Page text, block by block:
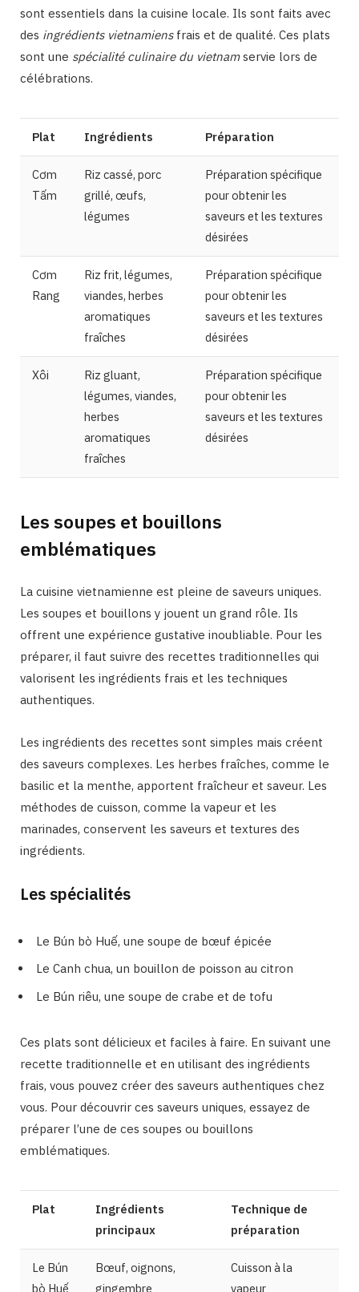
sont essentiels dans la cuisine locale. Ils sont faits avec
des ingrédients vietnamiensfrais et de qualité. Ces plats
sont une spécialité culinaire du vietnamservie lors de
célébrations.
Plat Ingrédients Préparation
Cơm
Tấm
Riz cassé, porc
grillé, œufs,
légumes
Préparation spécifique
pour obtenir les
saveurs et les textures
désirées
Cơm
Rang
Riz frit, légumes,
viandes, herbes
aromatiques
fraîches
Préparation spécifique
pour obtenir les
saveurs et les textures
désirées
Xôi
Riz gluant,
légumes, viandes,
herbes
aromatiques
fraîches
Préparation spécifique
pour obtenir les
saveurs et les textures
désirées
Les soupes et bouillons
emblématiques
La cuisine vietnamienne est pleine de saveurs uniques.
Les soupes et bouillons y jouent un grand rôle. Ils
offrent une expérience gustative inoubliable. Pour les
préparer, il faut suivre des recettes traditionnelles qui
valorisent les ingrédients frais et les techniques
authentiques.
Les ingrédients des recettes sont simples mais créent
des saveurs complexes. Les herbes fraîches, comme le
basilic et la menthe, apportent fraîcheur et saveur. Les
méthodes de cuisson, comme la vapeur et les
marinades, conservent les saveurs et textures des
ingrédients.
Les spécialités
Le Bún bò Huế, une soupe de bœuf épicée
Le Canh chua, un bouillon de poisson au citron
Le Bún riêu, une soupe de crabe et de tofu
Ces plats sont délicieux et faciles à faire. En suivant une
recette traditionnelle et en utilisant des ingrédients
frais, vous pouvez créer des saveurs authentiques chez
vous. Pour découvrir ces saveurs uniques, essayez de
préparer l’une de ces soupes ou bouillons
emblématiques.
Plat
Ingrédients
principaux
Technique de
préparation
Le Bún
bò Huế
Bœuf, oignons,
gingembre
Cuisson à la
vapeur